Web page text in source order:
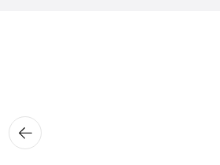
뒤로가
기